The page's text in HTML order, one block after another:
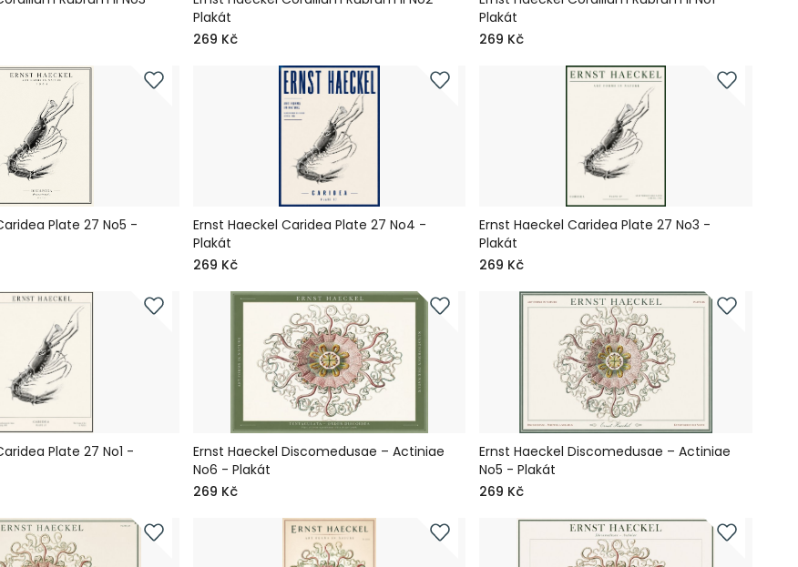
Plakát
269 Kč
Plakát
269 Kč
Plate 27 No5 -
Ernst Haeckel Caridea Plate 27 No4 -
Plakát
269 Kč
Ernst Haeckel Caridea Plate 27 No3 -
Plakát
269 Kč
Plate 27 No1 -
Ernst Haeckel Discomedusae – Actiniae
No6 - Plakát
269 Kč
Ernst Haeckel Discomedusae – Actiniae
No5 - Plakát
269 Kč